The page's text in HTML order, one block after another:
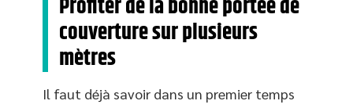
Profiter de la bonne portée de
couverture sur plusieurs
mètres
Il faut déjà savoir dans un premier temps